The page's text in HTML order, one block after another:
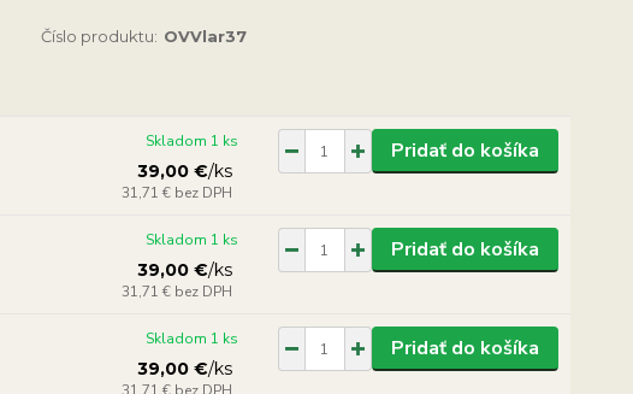
Číslo produktu: OVVlar37
39,00 €/ks
31,71 € bez DPH
Skladom 1 ks Pridať do košíka
39,00 €/ks
31,71 € bez DPH
Skladom 1 ks Pridať do košíka
39,00 €/ks
Skladom 1 ks Pridať do košíka